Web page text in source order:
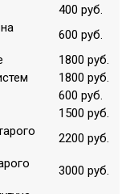
400 руб.
600 руб.
1800 руб.
1800 руб.
600 руб.
1500 руб.
2200 руб.
3000 руб.